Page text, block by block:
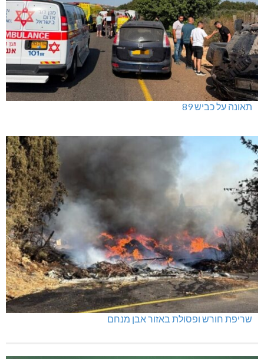
תאונה על כביש 89
שריפת חורש ופסולת באזור אבן מנחם